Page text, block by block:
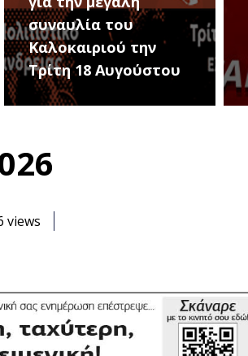
Προδρόμου Ημαθίας
(Μεταμόρφωση του
Σωτήρος)
views